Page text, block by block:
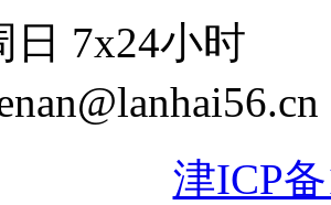
日 7x24小时
津ICP